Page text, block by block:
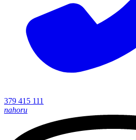
379 415 111
nahoru